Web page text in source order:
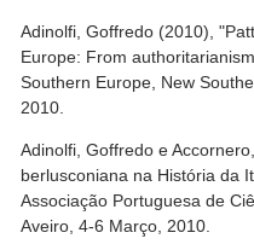
Adinolfi, Goffredo (2010),
Europe: From
Southern Europe, New
2010.
Adinolfi, Goffredo e
berlusconiana na História da
Associação Portuguesa de
Aveiro, 4-6 Março, 2010.